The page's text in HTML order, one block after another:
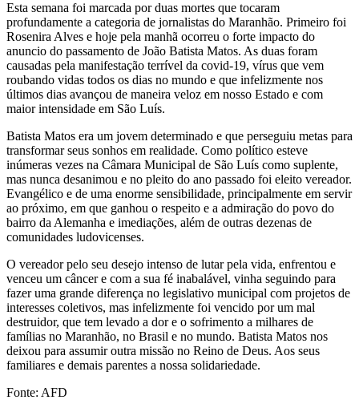
Esta semana foi marcada por duas mortes que tocaram
profundamente a categoria de jornalistas do Maranhão. Primeiro foi
Rosenira Alves e hoje pela manhã ocorreu o forte impacto do
anuncio do passamento de João Batista Matos. As duas foram
causadas pela manifestação terrível da covid-19, vírus que vem
roubando vidas todos os dias no mundo e que infelizmente nos
últimos dias avançou de maneira veloz em nosso Estado e com
maior intensidade em São Luís.
Batista Matos era um jovem determinado e que perseguiu metas para
transformar seus sonhos em realidade. Como político esteve
inúmeras vezes na Câmara Municipal de São Luís como suplente,
mas nunca desanimou e no pleito do ano passado foi eleito vereador.
Evangélico e de uma enorme sensibilidade, principalmente em servir
ao próximo, em que ganhou o respeito e a admiração do povo do
bairro da Alemanha e imediações, além de outras dezenas de
comunidades ludovicenses.
O vereador pelo seu desejo intenso de lutar pela vida, enfrentou e
venceu um câncer e com a sua fé inabalável, vinha seguindo para
fazer uma grande diferença no legislativo municipal com projetos de
interesses coletivos, mas infelizmente foi vencido por um mal
destruidor, que tem levado a dor e o sofrimento a milhares de
famílias no Maranhão, no Brasil e no mundo. Batista Matos nos
deixou para assumir outra missão no Reino de Deus. Aos seus
familiares e demais parentes a nossa solidariedade.
Fonte: AFD